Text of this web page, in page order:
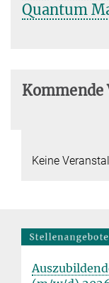
Quantum
Kommende
Keine